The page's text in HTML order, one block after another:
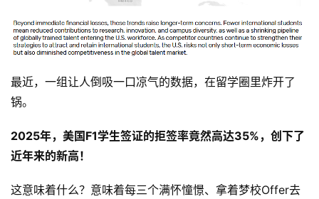
最近，一组让人倒吸一口凉气的数据，在留学圈里炸开了
锅。
2025年，美国F1学生签证的拒签率竟然高达35%，创下了
近年来的新高！
这意味着什么？意味着每三个满怀憧憬、拿着梦校Offer去